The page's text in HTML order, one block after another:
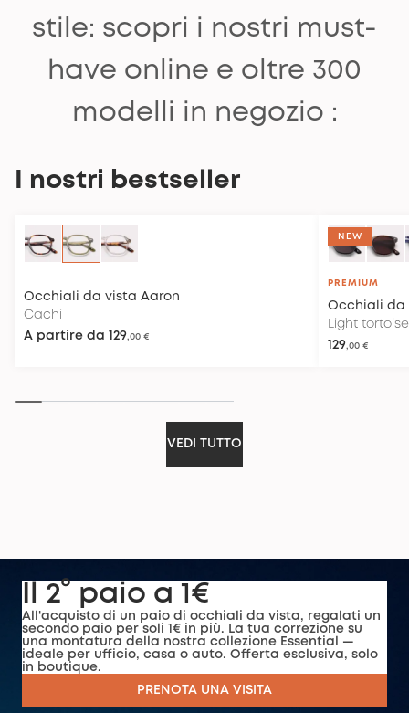
stile: scopri i nostri must-
have online e oltre 300
modelli in negozio :
I nostri bestseller
Occhiali da vista Aaron
Cachi
A partire da 129,00 €
NEW
PREMIUM
Occhiali da
Light tortoise
129,00 €
VEDI TUTTO
Il 2° paio a 1€
All'acquisto di un paio di occhiali da vista, regalati un
secondo paio per soli 1€ in più. La tua correzione su
una montatura della nostra collezione Essential —
ideale per ufficio, casa o auto. Offerta esclusiva, solo
in boutique.
PRENOTA UNA VISITA